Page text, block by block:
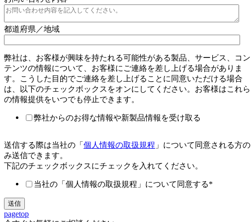
都道府県／地域
弊社は、お客様が興味を持たれる可能性がある製品、サービス、コン
テンツの情報について、お客様にご連絡を差し上げる場合がありま
す。こうした目的でご連絡を差し上げることに同意いただける場合
は、以下のチェックボックスをオンにしてください。お客様はこれら
の情報提供をいつでも停止できます。
弊社からのお得な情報や新製品情報を受け取る
送信する際は当社の「 個人情報の取扱規程 」について同意される方の
み送信できます。
下記のチェックボックスにチェックを入れてください。
当社の「個人情報の取扱規程」について同意する*
pagetop